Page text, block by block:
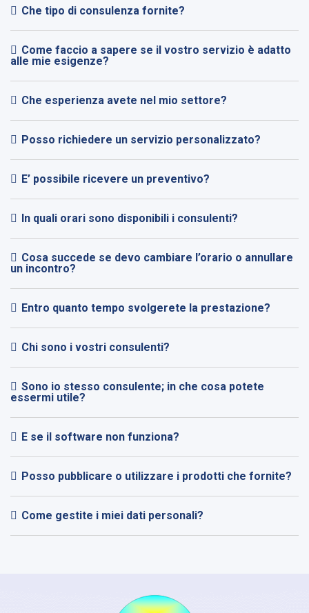
Che tipo di consulenza fornite?
Come faccio a sapere se il vostro servizio è adatto
alle mie esigenze?
Che esperienza avete nel mio settore?
Posso richiedere un servizio personalizzato?
E’ possibile ricevere un preventivo?
In quali orari sono disponibili i consulenti?
Cosa succede se devo cambiare l’orario o annullare
un incontro?
Entro quanto tempo svolgerete la prestazione?
Chi sono i vostri consulenti?
Sono io stesso consulente; in che cosa potete
essermi utile?
E se il software non funziona?
Posso pubblicare o utilizzare i prodotti che fornite?
Come gestite i miei dati personali?